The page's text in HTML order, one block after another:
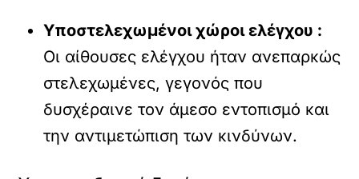
Υποστελεχωμένοι χώροι ελέγχου :
Οι αίθουσες ελέγχου ήταν ανεπαρκώς
στελεχωμένες, γεγονός που
δυσχέραινε τον άμεσο εντοπισμό και
την αντιμετώπιση των κινδύνων.